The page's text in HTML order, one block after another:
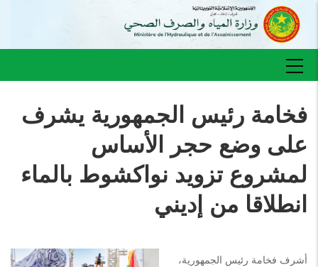
المحتوى
الرئيسيMain
navigation
فخامة رئيس الجمهورية يشرف
على وضع حجر الأساس
لمشروع تزويد نواكشوط بالماء
انطلاقا من إديني
أشرف فخامة رئيس الجمهورية،